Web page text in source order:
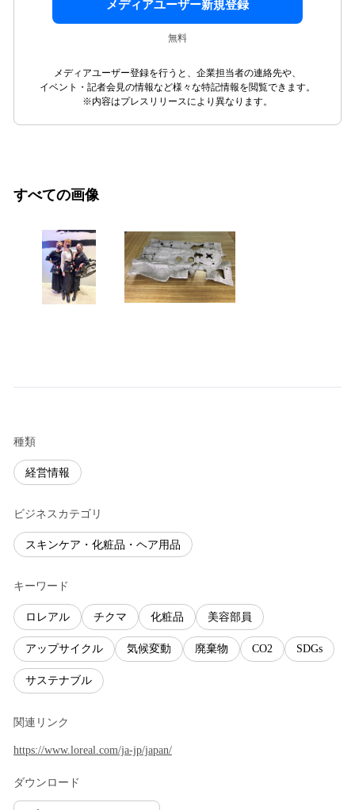
メディアユーザー新規登録
無料
メディアユーザー登録を行うと、企業担当者の連絡先や、
イベント・記者会見の情報など様々な特記情報を閲覧できます。
※内容はプレスリリースにより異なります。
すべての画像
種類
経営情報
ビジネスカテゴリ
スキンケア・化粧品・ヘア用品
キーワード
ロレアル チクマ 化粧品 美容部員
アップサイクル 気候変動 廃棄物 CO2 SDGs
サステナブル
関連リンク
https://www.loreal.com/ja-jp/japan/
ダウンロード